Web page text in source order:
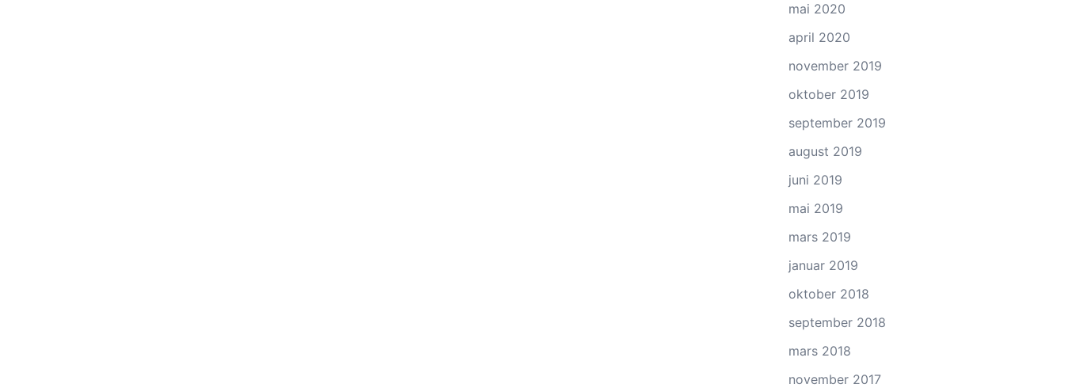
mai 2020
april 2020
november 2019
oktober 2019
september 2019
august 2019
juni 2019
mai 2019
mars 2019
januar 2019
oktober 2018
september 2018
mars 2018
november 2017